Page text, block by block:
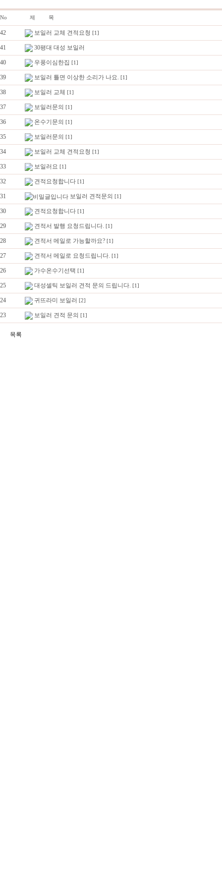
No 제 목
42 보일러 교체 견적요청 [1]
41 30평대 대성 보일러
40 우풍이심한집 [1]
39 보일러 틀면 이상한 소리가 나요. [1]
38 보일러 교체 [1]
37 보일러문의 [1]
36 온수기문의 [1]
35 보일러문의 [1]
34 보일러 교체 견적요청 [1]
33 보일러요 [1]
32 견적요청합니다 [1]
31 보일러 견적문의 [1]
30 견적요청합니다 [1]
29 견적서 발행 요청드립니다. [1]
28 견적서 메일로 가능할까요? [1]
27 견적서 메일로 요청드립니다. [1]
26 가수온수기선택 [1]
25 대성셀틱 보일러 견적 문의 드립니다. [1]
24 귀뜨라미 보일러 [2]
23 보일러 견적 문의 [1]
목록